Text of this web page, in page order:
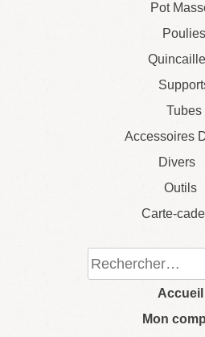
Pot
Poulies
Tubes
Accessoires
Divers
Outils
Carte-
Rechercher :
Accueil
Mon